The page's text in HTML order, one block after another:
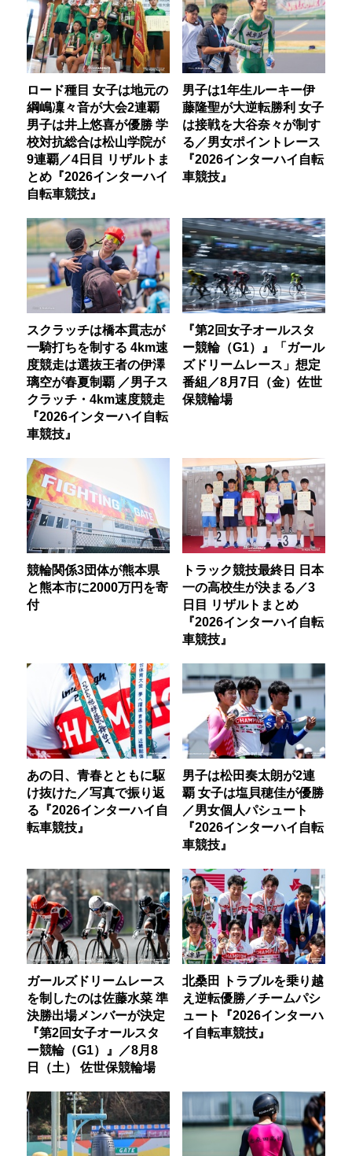
ロード種目 女子は地元の
綱嶋凜々音が大会2連覇
男子は井上悠喜が優勝 学
校対抗総合は松山学院が
9連覇／4日目 リザルトま
とめ『2026インターハイ
自転車競技』
男子は1年生ルーキー伊
藤隆聖が大逆転勝利 女子
は接戦を大谷奈々が制す
る／男女ポイントレース
『2026インターハイ自転
車競技』
スクラッチは橋本貫志が
一騎打ちを制する 4km速
度競走は選抜王者の伊澤
璃空が春夏制覇 ／男子ス
クラッチ・4km速度競走
『2026インターハイ自転
車競技』
『第2回女子オールスタ
ー競輪（G1）』「ガール
ズドリームレース」想定
番組／8月7日（金）佐世
保競輪場
競輪関係3団体が熊本県
と熊本市に2000万円を寄
付
トラック競技最終日 日本
一の高校生が決まる／3
日目 リザルトまとめ
『2026インターハイ自転
車競技』
あの日、青春とともに駆
け抜けた／写真で振り返
る『2026インターハイ自
転車競技』
男子は松田奏太朗が2連
覇 女子は塩貝穂佳が優勝
／男女個人パシュート
『2026インターハイ自転
車競技』
ガールズドリームレース
を制したのは佐藤水菜 準
決勝出場メンバーが決定
『第2回女子オールスタ
ー競輪（G1）』／8月8
日（土） 佐世保競輪場
北桑田 トラブルを乗り越
え逆転優勝／チームパシ
ュート『2026インターハ
イ自転車競技』